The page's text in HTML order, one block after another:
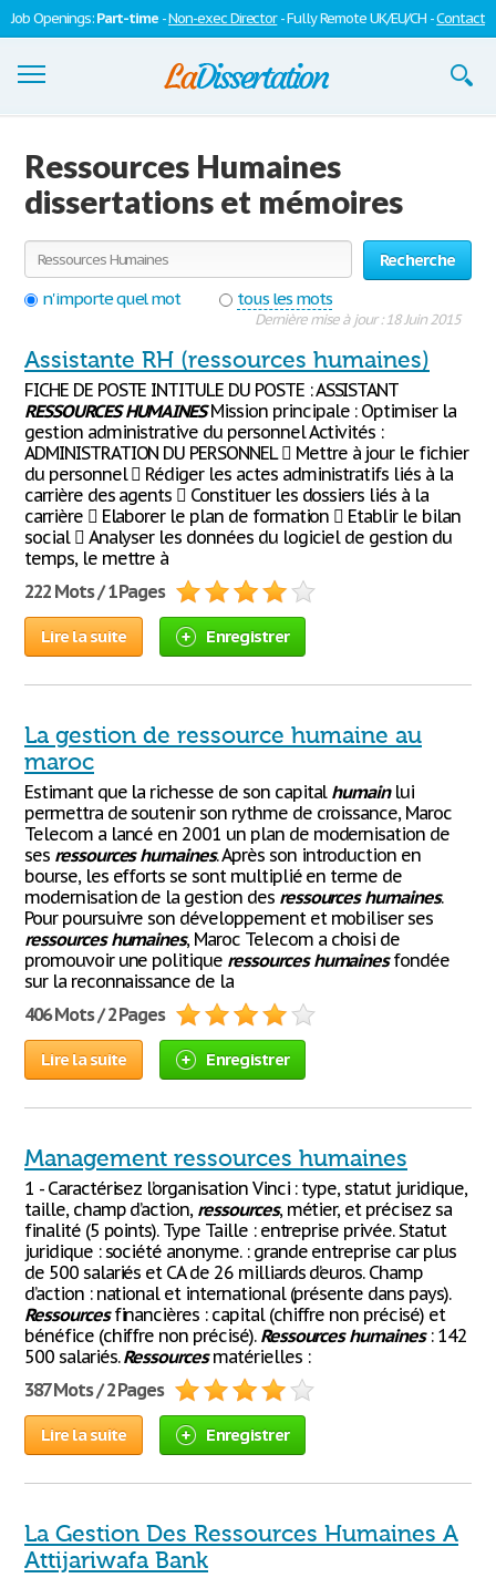
Job Openings:Part-time -Non-exec Director- Fully Remote UK/EU/CH -Contact
S'inscrire
Se connecter
Contactez-nous
Ressources Humaines
dissertations et mémoires
Recherche
n'importe quel mot
tous les mots
Dernière mise à jour : 18 Juin 2015
Assistante RH (ressources humaines)
FICHE DE POSTE INTITULE DU POSTE : ASSISTANT
RESSOURCES HUMAINESMission principale : Optimiser la
gestion administrative du personnel Activités :
ADMINISTRATION DU PERSONNEL  Mettre à jour le fichier
du personnel  Rédiger les actes administratifs liés à la
carrière des agents  Constituer les dossiers liés à la
carrière  Elaborer le plan de formation  Etablir le bilan
social  Analyser les données du logiciel de gestion du
temps, le mettre à
222 Mots / 1 Pages
Lire la suite Enregistrer
La gestion de ressource humaine au
maroc
Estimant que la richesse de son capital humainlui
permettra de soutenir son rythme de croissance, Maroc
Telecom a lancé en 2001 un plan de modernisation de
ses ressources humaines. Après son introduction en
bourse, les efforts se sont multiplié en terme de
modernisation de la gestion des ressources humaines.
Pour poursuivre son développement et mobiliser ses
ressources humaines, Maroc Telecom a choisi de
promouvoir une politique ressources humainesfondée
sur la reconnaissance de la
406 Mots / 2 Pages
Lire la suite Enregistrer
Management ressources humaines
1 - Caractérisez l’organisation Vinci : type, statut juridique,
taille, champ d’action, ressources, métier, et précisez sa
finalité (5 points). Type Taille : entreprise privée. Statut
juridique : société anonyme. : grande entreprise car plus
de 500 salariés et CA de 26 milliards d’euros. Champ
d’action : national et international (présente dans pays).
Ressourcesfinancières : capital (chiffre non précisé) et
bénéfice (chiffre non précisé). Ressources humaines: 142
500 salariés.Ressourcesmatérielles :
387 Mots / 2 Pages
Lire la suite Enregistrer
La Gestion Des Ressources Humaines A
Attijariwafa Bank